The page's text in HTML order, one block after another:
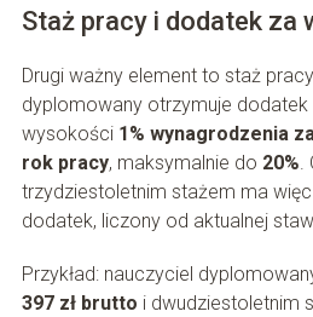
Staż pracy i dodatek za
Drugi ważny element to staż
dyplomowany otrzymuje dodatek
wysokości 1% wynagrodzenia
rok pracy, maksymalnie do 20%.
trzydziestoletnim stażem ma
dodatek, liczony od aktualnej
Przykład: nauczyciel
397 zł brutto i dwudziestoletnim